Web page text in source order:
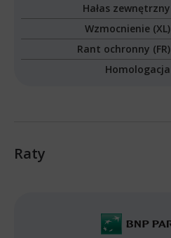
Hałas zewnętrzny
Wzmocnienie (XL)
Rant ochronny (FR)
Homologacja
Raty